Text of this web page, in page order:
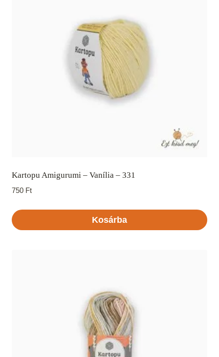
Kartopu Amigurumi – Vanília – 331
750 Ft
Kosárba